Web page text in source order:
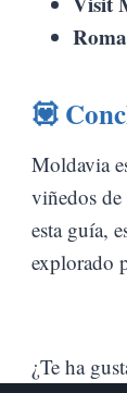
💟
Moldavia
viñedos
esta guía,
explorado
¿Te ha